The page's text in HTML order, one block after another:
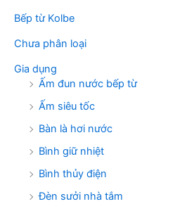
m
Bếp từ Kolbe
Chưa phân loại
Gia dụng
Ấm đun nước bếp từ
Ấm siêu tốc
Bàn là hơi nước
Bình giữ nhiệt
Bình thủy điện
Đèn sưởi nhà tắm